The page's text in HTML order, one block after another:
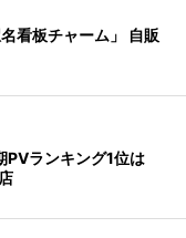
看板チャーム」 自販
ランキング1位は